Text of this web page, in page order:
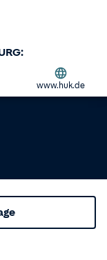
www.huk.de